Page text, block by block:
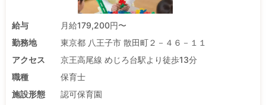
給与
月給179,200円〜
勤務地
東京都 八王子市 散田町２－４６－１１
アクセス
京王高尾線 めじろ台駅より徒歩13分
職種
保育士
施設形態
認可保育園